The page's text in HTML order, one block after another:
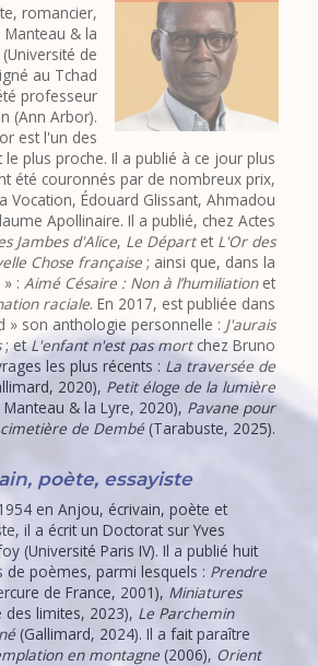
romancier,
& la
de
au Tchad
professeur
(Ann Arbor).
est l'un des
plus proche. Il a publié à ce jour plus
été couronnés par de nombreux prix,
Vocation, Édouard Glissant, Ahmadou
Apollinaire. Il a publié, chez Actes
Jambes d'Alice, Le Départet L'Or des
Chose française; ainsi que, dans la
: Aimé Césaire : Non à l’humiliationet
raciale. En 2017, est publiée dans
» son anthologie personnelle : J'aurais
; etL'enfant n'est pas mortchez Bruno
les plus récents : La traversée de
2020), Petit éloge de la lumière
& la Lyre, 2020), Pavane pour
de Dembé(Tarabuste, 2025).
poète, essayiste
en Anjou, écrivain, poète et
il a écrit un Doctorat sur Yves
(Université Paris IV). Il a publié huit
de poèmes, parmi lesquels : Prendre
de France, 2001), Miniatures
des limites, 2023), Le Parchemin
(Gallimard, 2024). Il a fait paraître
en montagne(2006), Orient